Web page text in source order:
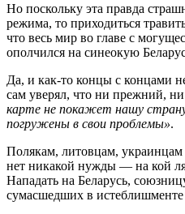
Но поскольку эта правда
режима, то приходиться
что весь мир во главе с
ополчился на синеокую
Да, и как-то концы с концами
сам уверял, что ни прежний,
карте не покажет нашу
погружены в свои проблемы».
Полякам, литовцам,
нет никакой нужды — на кой
Нападать на Беларусь,
сумасшедших в